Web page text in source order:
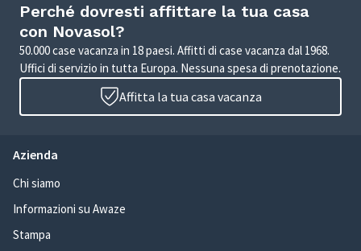
Perché dovresti affittare la tua casa
con Novasol?
50.000 case vacanza in 18 paesi. Affitti di case vacanza dal 1968.
Uffici di servizio in tutta Europa. Nessuna spesa di prenotazione.
Affitta la tua casa vacanza
Azienda
Chi siamo
Informazioni su Awaze
Stampa